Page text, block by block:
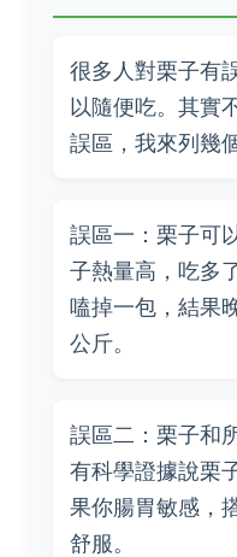
很多人對栗子有
以隨便吃。其實
誤區，我來列幾個
誤區一：栗子可
子熱量高，吃多
嗑掉一包，結果
公斤。
誤區二：栗子和
有科學證據說栗
果你腸胃敏感，
舒服。